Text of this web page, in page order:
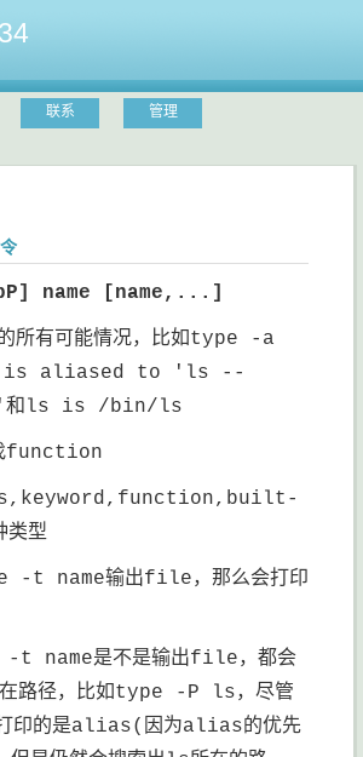
联系 管理
name [name,...]
所有可能情况，比如type -a
is aliased to 'ls --
和ls is /bin/ls
function
型
-t name输出file，那么会打印
t name是不是输出file，都会
在路径，比如type -P ls，尽管
的是alias(因为alias的优先